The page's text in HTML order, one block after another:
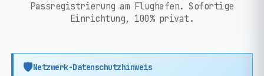
Passregistrierung am Flughafen. Sofortige
Einrichtung, 100% privat.
🛡️Netzwerk-Datenschutzhinweis